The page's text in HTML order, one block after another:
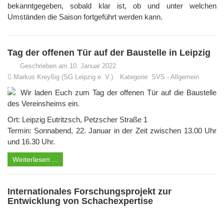
bekanntgegeben, sobald klar ist, ob und unter welchen
Umständen die Saison fortgeführt werden kann.
Tag der offenen Tür auf der Baustelle in Leipzig
Geschrieben am 10. Januar 2022
Markus Kreyßig (SG Leipzig e. V.)
Kategorie: SVS - Allgemein
Wir laden Euch zum Tag der offenen Tür auf die Baustelle
des Vereinsheims ein.
Ort: Leipzig Eutritzsch, Petzscher Straße 1
Termin: Sonn­abend, 22. Ja­nu­ar in der Zeit zwischen 13.00 Uhr
und 16.30 Uhr.
Weiterlesen ...
Internationales Forschungsprojekt zur
Entwicklung von Schachexpertise